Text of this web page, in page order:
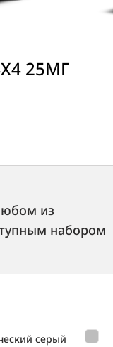
25МГ
из
набором
серый